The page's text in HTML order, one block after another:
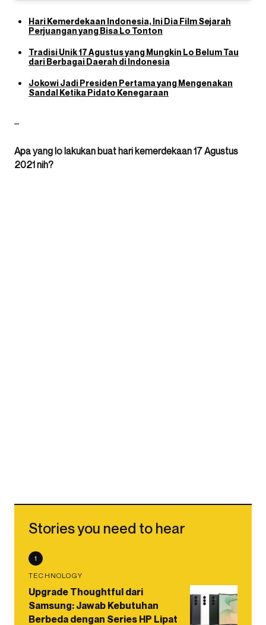
Hari Kemerdekaan Indonesia, Ini Dia Film Sejarah
Perjuangan yang Bisa Lo Tonton
Tradisi Unik 17 Agustus yang Mungkin Lo Belum Tau
dari Berbagai Daerah di Indonesia
Jokowi Jadi Presiden Pertama yang Mengenakan
Sandal Ketika Pidato Kenegaraan
–
Apa yang lo lakukan buat hari kemerdekaan 17 Agustus
2021 nih?
Stories you need to hear
1
TECHNOLOGY
Upgrade Thoughtful dari
Samsung: Jawab Kebutuhan
Berbeda dengan Series HP Lipat